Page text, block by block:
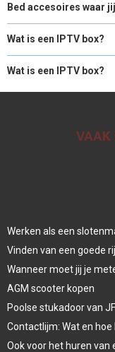
Bed accesoires waar
Wat is een IPTV box?
Wat is een IPTV box?
VAAK
Werken als een
Vinden van een goede
Wanneer moet jij je
AGM scooter kopen
Poolse stukadoor van
Contactlijm: Wat en
Ook voor het huren